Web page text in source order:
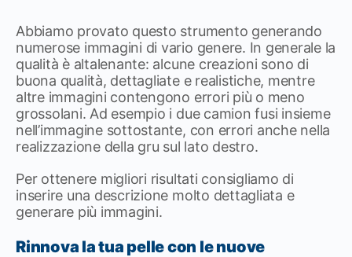
Abbiamo provato questo strumento generando
numerose immagini di vario genere. In generale la
qualità è altalenante: alcune creazioni sono di
buona qualità, dettagliate e realistiche, mentre
altre immagini contengono errori più o meno
grossolani. Ad esempio i due camion fusi insieme
nell’immagine sottostante, con errori anche nella
realizzazione della gru sul lato destro.
Per ottenere migliori risultati consigliamo di
inserire una descrizione molto dettagliata e
generare più immagini.
Rinnova la tua pelle con le nuove